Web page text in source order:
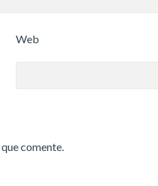
Web
comente.